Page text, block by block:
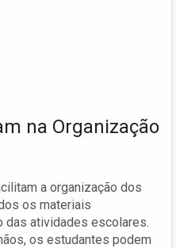
na Organização
a organização dos
os materiais
das atividades escolares.
os estudantes podem